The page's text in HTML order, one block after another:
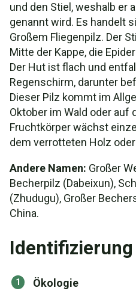
und den Stiel, weshalb er
genannt wird. Es handelt
Großem Fliegenpilz. Der
Mitte der Kappe, die
Der Hut ist flach und
Regenschirm, darunter
Dieser Pilz kommt im
Oktober im Wald oder auf
Fruchtkörper wächst
dem verrotteten Holz
Andere Namen: Großer
Becherpilz (Dabeixun),
(Zhudugu), Großer
China.
Identifizierung
Ökologie